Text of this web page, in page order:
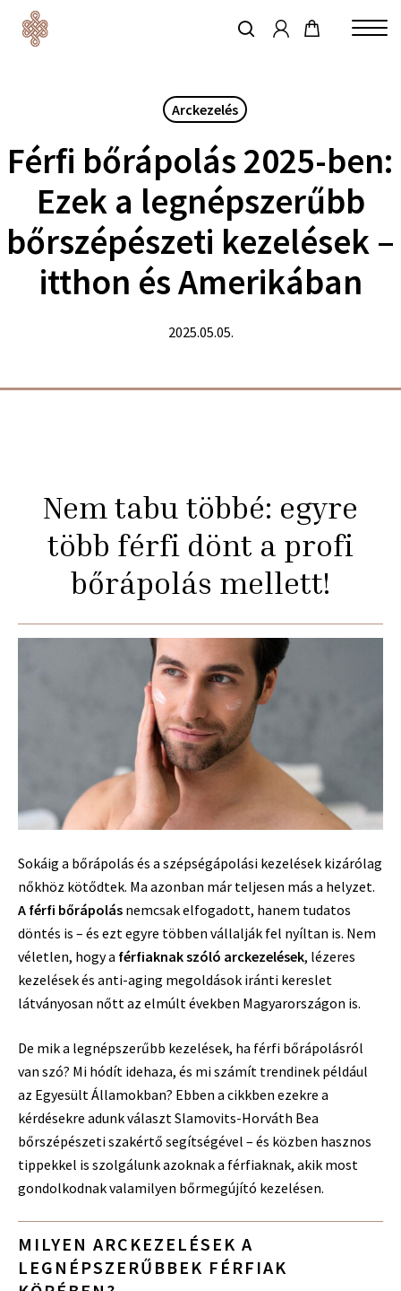
keresés
Arckezelés
Férfi bőrápolás 2025-ben:
Ezek a legnépszerűbb
bőrszépészeti kezelések –
itthon és Amerikában
2025.05.05.
Nem tabu többé: egyre
több férfi dönt a profi
bőrápolás mellett!
Sokáig a bőrápolás és a szépségápolási kezelések kizárólag
nőkhöz kötődtek. Ma azonban már teljesen más a helyzet.
A férfi bőrápolás nemcsak elfogadott, hanem tudatos
döntés is – és ezt egyre többen vállalják fel nyíltan is. Nem
véletlen, hogy a férfiaknak szóló arckezelések, lézeres
kezelések és anti-aging megoldások iránti kereslet
látványosan nőtt az elmúlt években Magyarországon is.
De mik a legnépszerűbb kezelések, ha férfi bőrápolásról
van szó? Mi hódít idehaza, és mi számít trendinek például
az Egyesült Államokban? Ebben a cikkben ezekre a
kérdésekre adunk választ Slamovits-Horváth Bea
bőrszépészeti szakértő segítségével – és közben hasznos
tippekkel is szolgálunk azoknak a férfiaknak, akik most
gondolkodnak valamilyen bőrmegújító kezelésen.
MILYEN ARCKEZELÉSEK A
LEGNÉPSZERŰBBEK FÉRFIAK